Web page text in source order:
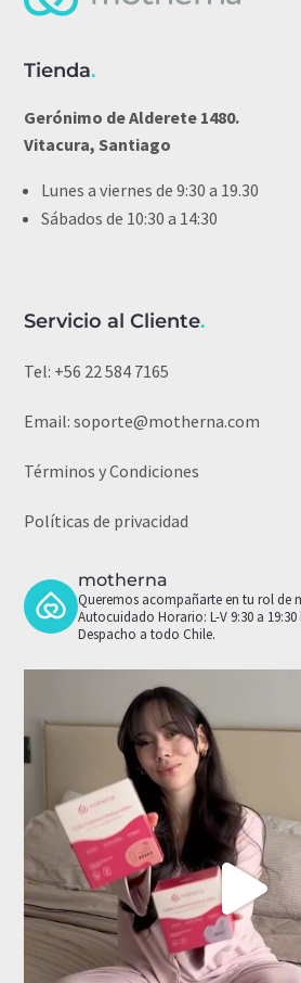
Tienda.
Gerónimo de Alderete 1480.
Vitacura, Santiago
Lunes a viernes de 9:30 a 19.30
Sábados de 10:30 a 14:30
Servicio al Cliente.
Tel: +56 22 584 7165
Email:soporte@motherna.com
Términos y Condiciones
Políticas de privacidad
motherna
Queremos acompañarte en tu rol de
Autocuidado Horario: L-V 9:30 a 19:30
Despacho a todo Chile.